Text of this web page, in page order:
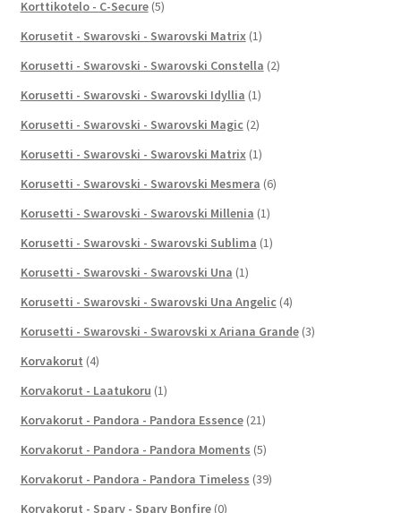
Korttikotelo - C-Secure (5)
Korusetit - Swarovski - Swarovski Matrix (1)
Korusetti - Swarovski - Swarovski Constella (2)
Korusetti - Swarovski - Swarovski Idyllia (1)
Korusetti - Swarovski - Swarovski Magic (2)
Korusetti - Swarovski - Swarovski Matrix (1)
Korusetti - Swarovski - Swarovski Mesmera (6)
Korusetti - Swarovski - Swarovski Millenia (1)
Korusetti - Swarovski - Swarovski Sublima (1)
Korusetti - Swarovski - Swarovski Una (1)
Korusetti - Swarovski - Swarovski Una Angelic (4)
Korusetti - Swarovski - Swarovski x Ariana Grande (3)
Korvakorut (4)
Korvakorut - Laatukoru (1)
Korvakorut - Pandora - Pandora Essence (21)
Korvakorut - Pandora - Pandora Moments (5)
Korvakorut - Pandora - Pandora Timeless (39)
Korvakorut - Sparv - Sparv Bonfire (0)